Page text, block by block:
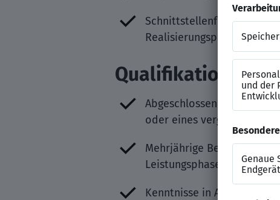
Schnittstellenfunktion zum
Realisierungsphase
Qualifikationen
Abgeschlossenes Studium
oder eines vergleichbaren
Mehrjährige
Leistungsphase 5)
Kenntnisse in Autodesk